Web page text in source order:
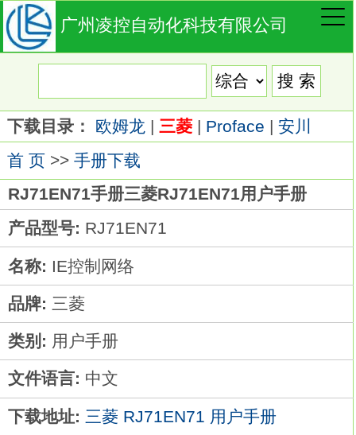
广州凌控自动化科技有限公司
下载目录： 欧姆龙 | 三菱| Proface | 安川
首 页>> 手册下载
RJ71EN71手册三菱RJ71EN71用户手册
产品型号: RJ71EN71
名称: IE控制网络
品牌: 三菱
类别: 用户手册
文件语言: 中文
下载地址: 三菱 RJ71EN71 用户手册